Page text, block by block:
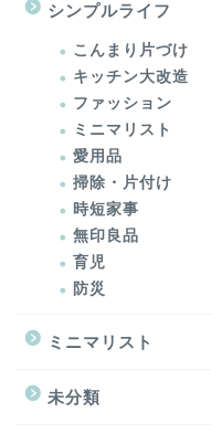
シンプルライフ
こんまり片づけ
キッチン大改造
ファッション
ミニマリスト
愛用品
掃除・片付け
時短家事
無印良品
育児
防災
ミニマリスト
未分類